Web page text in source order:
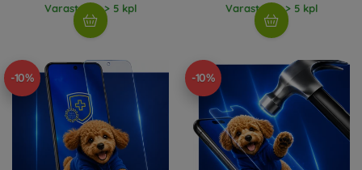
Varastossa > 5 kpl Varastossa > 5 kpl
-10% -10%